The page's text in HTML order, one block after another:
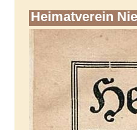
Heimatverein